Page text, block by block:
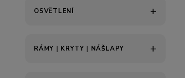
OSVĚTLENÍ
RÁMY | KRYTY | NÁŠLAPY